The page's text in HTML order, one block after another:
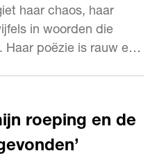
haar chaos, haar
in woorden die
Haar poëzie is rauw en
roeping en de